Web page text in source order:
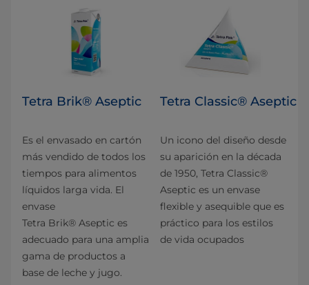
Tetra Brik® Aseptic
Es el envasado en cartón
más vendido de todos los
tiempos para alimentos
líquidos larga vida. El
envase
Tetra Brik® Aseptic es
adecuado para una amplia
gama de productos a
base de leche y jugo.
Tetra Classic® Aseptic
Un icono del diseño desde
su aparición en la década
de 1950, Tetra Classic®
Aseptic es un envase
flexible y asequible que es
práctico para los estilos
de vida ocupados